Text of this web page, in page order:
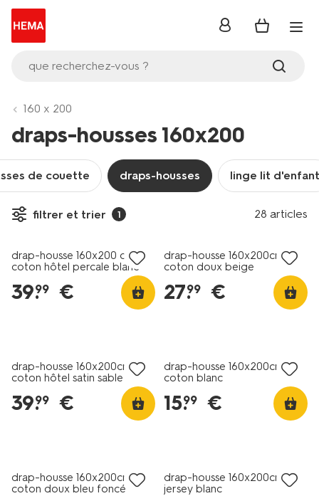
que recherchez-vous ?
se
160 x 200
draps-housses 160x200
de couette draps-housses linge lit d'enfant
filtrer et trier 1 28 articles
30% de réduction
dans le panier
drap-housse 160x200 cm
coton hôtel percale blanc
39.
99 €
drap-housse 160x200cm
coton doux beige
27.
99 €
drap-housse 160x200cm
coton hôtel satin sable
39.
99 €
drap-housse 160x200cm
coton blanc
15.
99 €
drap-housse 160x200cm
coton doux bleu foncé
drap-housse 160x200cm
jersey blanc